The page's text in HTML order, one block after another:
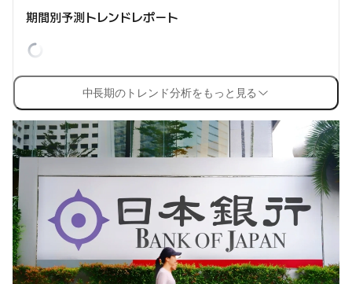
期間別予測トレンドレポート
中長期のトレンド分析をもっと見る